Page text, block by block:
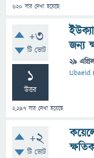
620 বার দেখা হয়েছে
+3
টি ভোট
1
উত্তর
2,297 বার দেখা হয়েছে
জন্য
29
Ubaeid
+2
টি ভোট